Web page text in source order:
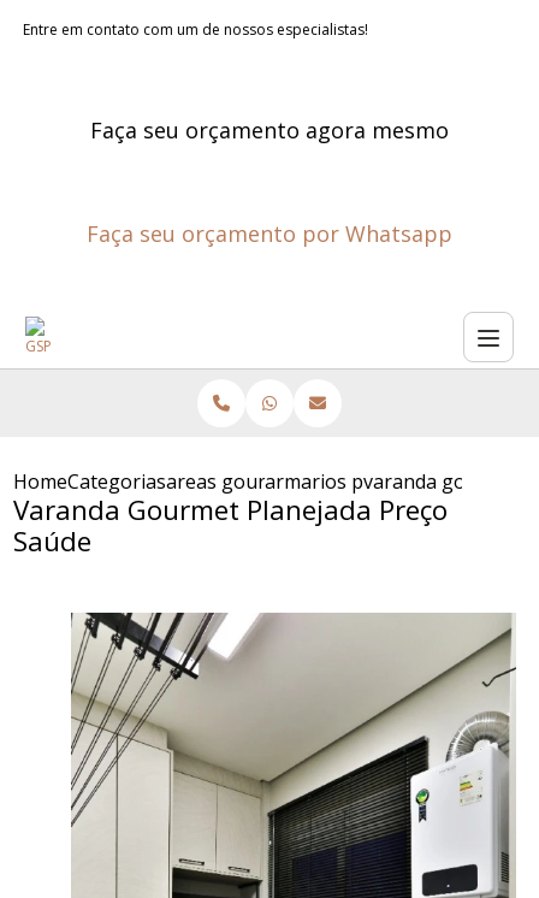
Entre em contato com um de nossos especialistas!
Faça seu orçamento agora mesmo
Faça seu orçamento por Whatsapp
HomeCategoriasareas gourmet planejadas
armarios planejados para
varanda gourmet
Varanda Gourmet Planejada Preço
Saúde